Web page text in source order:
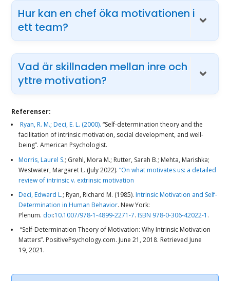
Hur kan en chef öka motivationen i
ett team?
Vad är skillnaden mellan inre och
yttre motivation?
Referenser:
Ryan, R. M.; Deci, E. L. (2000). “Self-determination theory and the
facilitation of intrinsic motivation, social development, and well-
being”.American Psychologist.
Morris, Laurel S.; Grehl, Mora M.; Rutter, Sarah B.; Mehta, Marishka;
Westwater, Margaret L. (July 2022).“On what motivates us: a detailed
review of intrinsic v. extrinsic motivation
Deci, Edward L.; Ryan, Richard M. (1985). Intrinsic Motivation and Self-
Determination in Human Behavior. New York:
Plenum. doi:10.1007/978-1-4899-2271-7. ISBN 978-0-306-42022-1 .
“Self-Determination Theory of Motivation: Why Intrinsic Motivation
Matters”. PositivePsychology.com. June 21, 2018. Retrieved June
19, 2021 .